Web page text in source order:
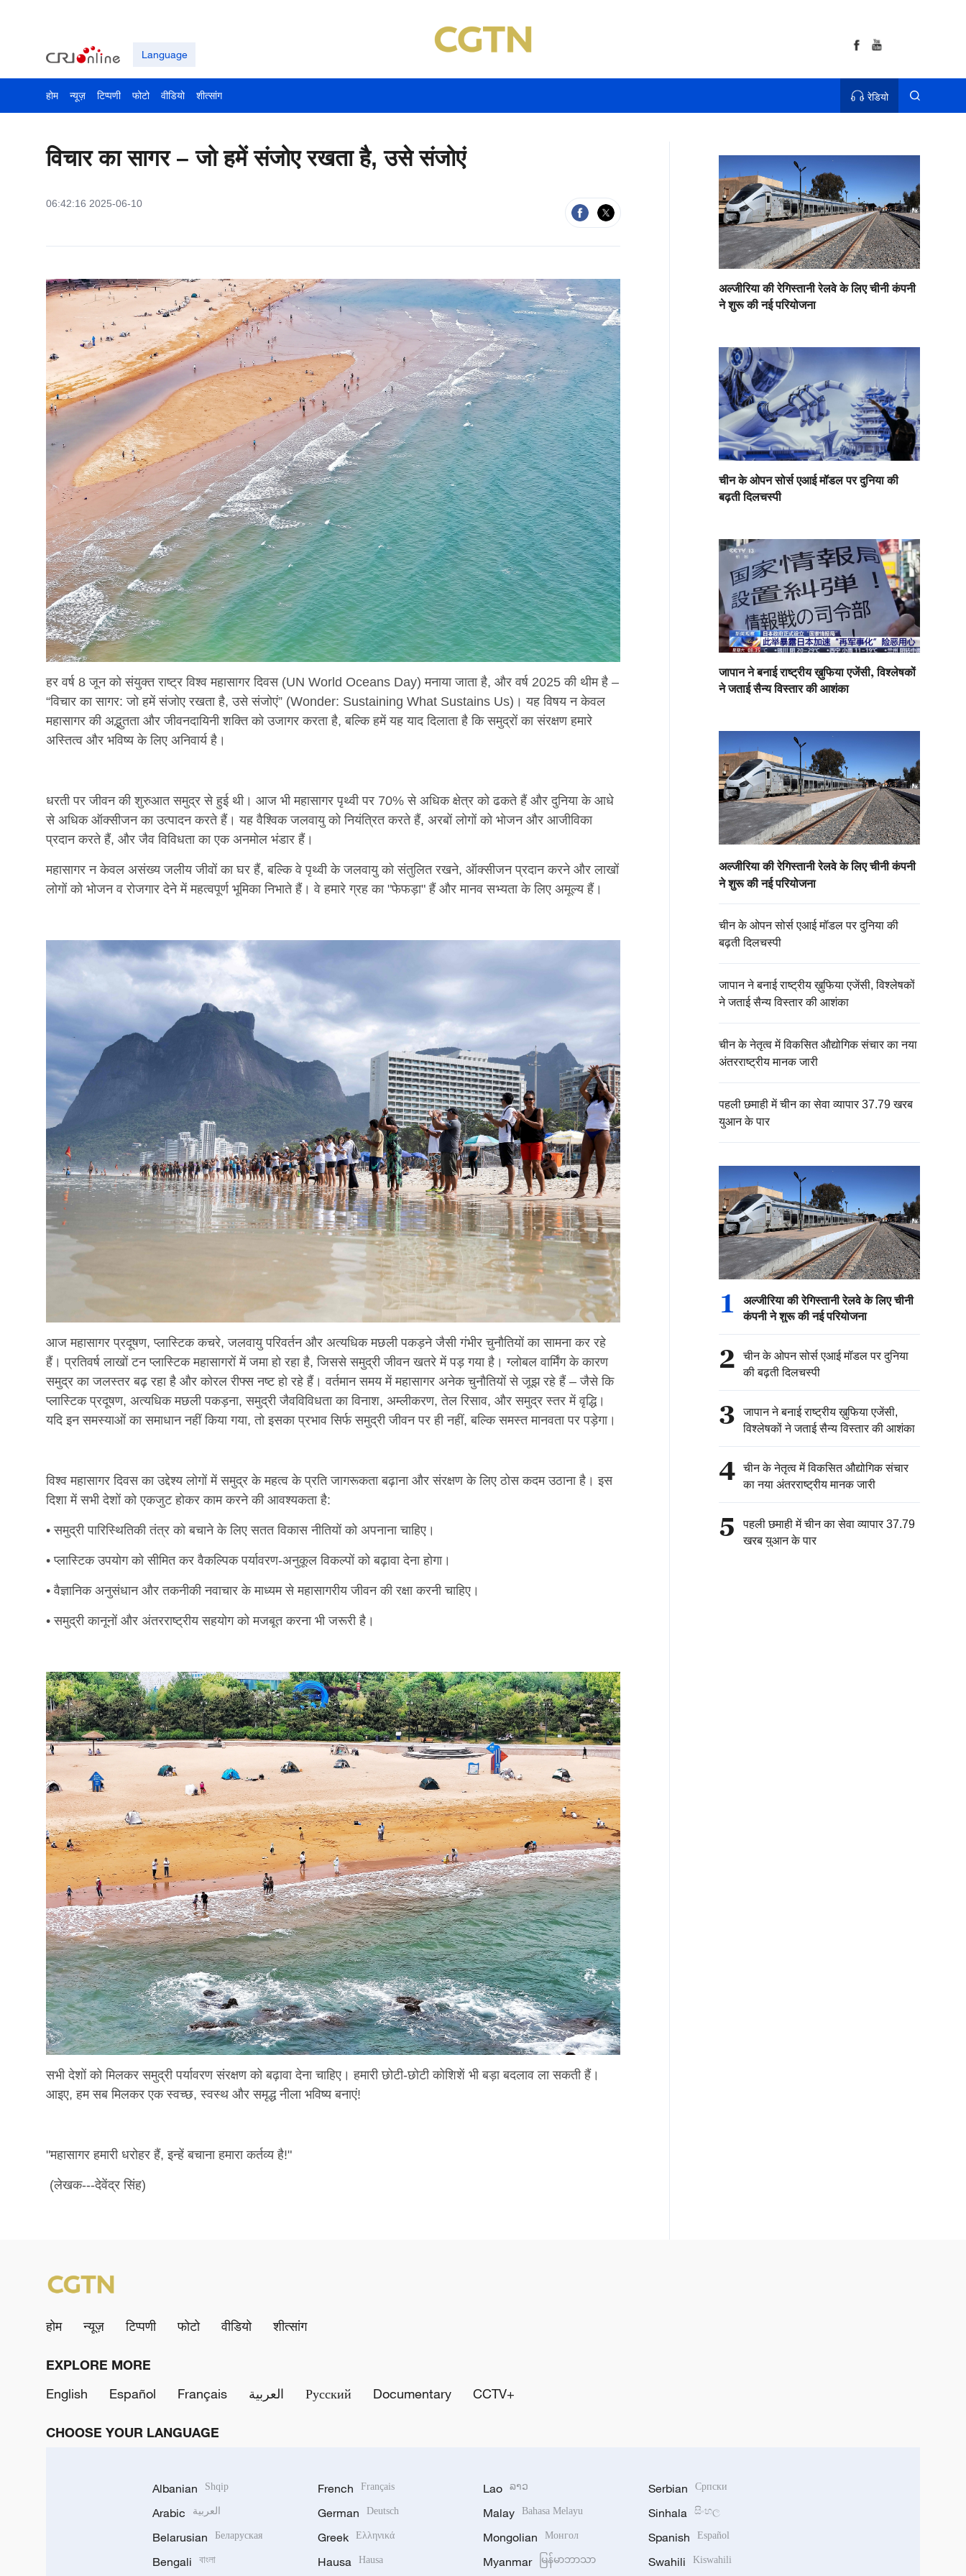
Language
होम न्यूज़ टिप्पणी फोटो वीडियो शीत्सांग रेडियो
विचार का सागर – जो हमें संजोए रखता है, उसे संजोएं
06:42:16 2025-06-10
हर वर्ष 8 जून को संयुक्त राष्ट्र विश्व महासागर दिवस (UN World Oceans Day) मनाया जाता है, और वर्ष 2025 की थीम है –
“विचार का सागर: जो हमें संजोए रखता है, उसे संजोएं” (Wonder: Sustaining What Sustains Us)। यह विषय न केवल
महासागर की अद्भुतता और जीवनदायिनी शक्ति को उजागर करता है, बल्कि हमें यह याद दिलाता है कि समुद्रों का संरक्षण हमारे
अस्तित्व और भविष्य के लिए अनिवार्य है।
धरती पर जीवन की शुरुआत समुद्र से हुई थी। आज भी महासागर पृथ्वी पर 70% से अधिक क्षेत्र को ढकते हैं और दुनिया के आधे
से अधिक ऑक्सीजन का उत्पादन करते हैं। यह वैश्विक जलवायु को नियंत्रित करते हैं, अरबों लोगों को भोजन और आजीविका
प्रदान करते हैं, और जैव विविधता का एक अनमोल भंडार हैं।
महासागर न केवल असंख्य जलीय जीवों का घर हैं, बल्कि वे पृथ्वी के जलवायु को संतुलित रखने, ऑक्सीजन प्रदान करने और लाखों
लोगों को भोजन व रोजगार देने में महत्वपूर्ण भूमिका निभाते हैं। वे हमारे ग्रह का "फेफड़ा" हैं और मानव सभ्यता के लिए अमूल्य हैं।
आज महासागर प्रदूषण, प्लास्टिक कचरे, जलवायु परिवर्तन और अत्यधिक मछली पकड़ने जैसी गंभीर चुनौतियों का सामना कर रहे
हैं। प्रतिवर्ष लाखों टन प्लास्टिक महासागरों में जमा हो रहा है, जिससे समुद्री जीवन खतरे में पड़ गया है। ग्लोबल वार्मिंग के कारण
समुद्र का जलस्तर बढ़ रहा है और कोरल रीफ्स नष्ट हो रहे हैं। वर्तमान समय में महासागर अनेक चुनौतियों से जूझ रहे हैं – जैसे कि
प्लास्टिक प्रदूषण, अत्यधिक मछली पकड़ना, समुद्री जैवविविधता का विनाश, अम्लीकरण, तेल रिसाव, और समुद्र स्तर में वृद्धि।
यदि इन समस्याओं का समाधान नहीं किया गया, तो इसका प्रभाव सिर्फ समुद्री जीवन पर ही नहीं, बल्कि समस्त मानवता पर पड़ेगा।
विश्व महासागर दिवस का उद्देश्य लोगों में समुद्र के महत्व के प्रति जागरूकता बढ़ाना और संरक्षण के लिए ठोस कदम उठाना है। इस
दिशा में सभी देशों को एकजुट होकर काम करने की आवश्यकता है:
• समुद्री पारिस्थितिकी तंत्र को बचाने के लिए सतत विकास नीतियों को अपनाना चाहिए।
• प्लास्टिक उपयोग को सीमित कर वैकल्पिक पर्यावरण-अनुकूल विकल्पों को बढ़ावा देना होगा।
• वैज्ञानिक अनुसंधान और तकनीकी नवाचार के माध्यम से महासागरीय जीवन की रक्षा करनी चाहिए।
• समुद्री कानूनों और अंतरराष्ट्रीय सहयोग को मजबूत करना भी जरूरी है।
सभी देशों को मिलकर समुद्री पर्यावरण संरक्षण को बढ़ावा देना चाहिए। हमारी छोटी-छोटी कोशिशें भी बड़ा बदलाव ला सकती हैं।
आइए, हम सब मिलकर एक स्वच्छ, स्वस्थ और समृद्ध नीला भविष्य बनाएं!
"महासागर हमारी धरोहर हैं, इन्हें बचाना हमारा कर्तव्य है!"
(लेखक---देवेंद्र सिंह)
अल्जीरिया की रेगिस्तानी रेलवे के लिए चीनी कंपनी
ने शुरू की नई परियोजना
चीन के ओपन सोर्स एआई मॉडल पर दुनिया की
बढ़ती दिलचस्पी
जापान ने बनाई राष्ट्रीय ख़ुफिया एजेंसी, विश्लेषकों
ने जताई सैन्य विस्तार की आशंका
अल्जीरिया की रेगिस्तानी रेलवे के लिए चीनी कंपनी
ने शुरू की नई परियोजना
चीन के ओपन सोर्स एआई मॉडल पर दुनिया की
बढ़ती दिलचस्पी
जापान ने बनाई राष्ट्रीय ख़ुफिया एजेंसी, विश्लेषकों
ने जताई सैन्य विस्तार की आशंका
चीन के नेतृत्व में विकसित औद्योगिक संचार का नया
अंतरराष्ट्रीय मानक जारी
पहली छमाही में चीन का सेवा व्यापार 37.79 खरब
युआन के पार
1
अल्जीरिया की रेगिस्तानी रेलवे के लिए चीनी
कंपनी ने शुरू की नई परियोजना
2
चीन के ओपन सोर्स एआई मॉडल पर दुनिया
की बढ़ती दिलचस्पी
3
जापान ने बनाई राष्ट्रीय ख़ुफिया एजेंसी,
विश्लेषकों ने जताई सैन्य विस्तार की आशंका
4
चीन के नेतृत्व में विकसित औद्योगिक संचार
का नया अंतरराष्ट्रीय मानक जारी
5
पहली छमाही में चीन का सेवा व्यापार 37.79
खरब युआन के पार
होम न्यूज़ टिप्पणी फोटो वीडियो शीत्सांग
EXPLORE MORE
English
Español Français العربية Русский Documentary CCTV+
CHOOSE YOUR LANGUAGE
Albanian Shqip
Arabic العربية
Belarusian Беларуская
Bengali বাংলা
French Français
German Deutsch
Greek Ελληνικά
Hausa Hausa
Lao ລາວ
Malay Bahasa Melayu
Mongolian Монгол
Myanmar မြန်မာဘာသာ
Serbian Српски
Sinhala සිංහල
Spanish Español
Swahili Kiswahili